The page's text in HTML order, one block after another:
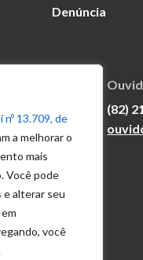
nº 13.709, de
a melhorar o
mais
Você pode
alterar seu
você
Denúncia
(82)